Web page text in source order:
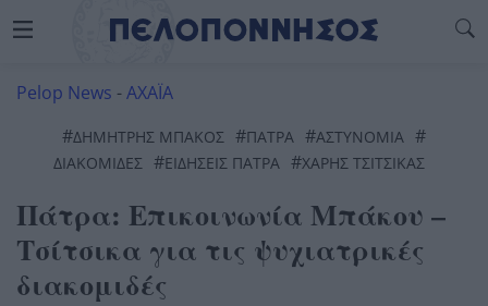
Pelop News -ΑΧΑΪΑ
#ΔΗΜΉΤΡΗΣ ΜΠΆΚΟΣ #ΠΆΤΡΑ #ΑΣΤΥΝΟΜΊΑ #
ΔΙΑΚΟΜΙΔΈΣ #ΕΙΔΗΣΕΙΣ ΠΑΤΡΑ #ΧΑΡΗΣ ΤΣΙΤΣΙΚΑΣ
Πάτρα: Επικοινωνία Μπάκου –
Τσίτσικα για τις ψυχιατρικές
διακομιδές